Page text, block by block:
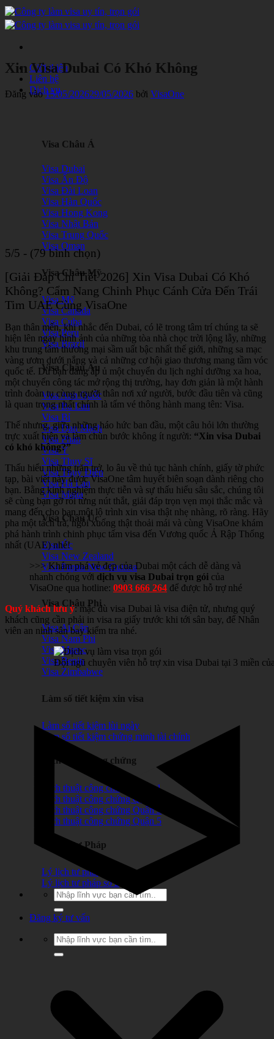
Bỏ
qua
nội
Giới thiệu
Liên hệ
Dịch vụ
Visa Châu Á
Visa Dubai
Visa Ấn Độ
Visa Đài Loan
Visa Hàn Quốc
Visa Hong Kong
Visa Nhật Bản
Visa Trung Quốc
Visa Oman
Visa Châu Mỹ
Visa Mỹ
Visa Canada
Visa Cuba
Visa Peru
Visa Brazil
Visa Châu Âu
Visa Anh Quốc
Visa Ba Lan
Visa Bỉ
Visa Đan Mạch
Visa Pháp
Visa Ý
Visa Thụy Sĩ
Visa Thụy Điển
Visa Hà Lan
Visa Malta
Visa Châu Úc
Visa Úc
Visa New Zealand
Visa Papua New Guinea
Visa Châu Phi
Visa Ai Cập
Visa Nam Phi
Visa Maroc
Visa Benin
Visa Zimbabwe
Làm số tiết kiệm xin visa
Làm sổ tiết kiệm lùi ngày
Làm sổ tiết kiệm chứng minh tài chính
Dịch thuật công chứng
Dịch thuật công chứng Quận 1
Dịch thuật công chứng Quận 2
Dịch thuật công chứng Quận 3
Dịch thuật công chứng Quận 5
Lý lịch tư Pháp
Lý lịch tư pháp số 1
Lý lịch tư pháp số 2
Đăng ký tư vấn
Xin Visa Dubai Có Khó Không
Đăng vào15/05/202629/05/2026 bởi VisaOne
5/5 - (79 bình chọn)
[Giải Đáp Chi Tiết 2026] Xin Visa Dubai Có Khó
Không? Cẩm Nang Chinh Phục Cánh Cửa Đến Trái
Tim UAE Cùng VisaOne
Bạn thân mến, khi nhắc đến Dubai, có lẽ trong tâm trí chúng ta sẽ
hiện lên ngay hình ảnh của những tòa nhà chọc trời lộng lẫy, những
khu trung tâm thương mại sầm uất bậc nhất thế giới, những sa mạc
vàng ươm dưới nắng và cả những cơ hội giao thương mang tầm vóc
quốc tế. Dù bạn đang ấp ủ một chuyến du lịch nghỉ dưỡng xa hoa,
một chuyến công tác mở rộng thị trường, hay đơn giản là một hành
trình đoàn tụ cùng người thân nơi xứ người, bước đầu tiên và cũng
là quan trọng nhất chính là tấm vé thông hành mang tên: Visa.
Thế nhưng, giữa những háo hức ban đầu, một câu hỏi lớn thường
trực xuất hiện và làm chùn bước không ít người: “Xin visa Dubai
có khó không?”
Thấu hiểu những trăn trở, lo âu về thủ tục hành chính, giấy tờ phức
tạp, bài viết này được VisaOne tâm huyết biên soạn dành riêng cho
bạn. Bằng kinh nghiệm thực tiễn và sự thấu hiểu sâu sắc, chúng tôi
sẽ cùng bạn gỡ rối từng nút thắt, giải đáp trọn vẹn mọi thắc mắc và
mang đến cho bạn một lộ trình xin visa thật nhẹ nhàng, rõ ràng. Hãy
pha một tách trà, ngồi xuống thật thoải mái và cùng VisaOne khám
phá hành trình chinh phục tấm visa đến Vương quốc Ả Rập Thống
nhất (UAE) nhé!
>>> Khám phá vẻ đẹp của Dubai một cách dễ dàng và
nhanh chóng với dịch vụ visa Dubai trọn gói của
VisaOne qua hotline: 0903 666 264 để được hỗ trợ nhé
Quý khách lưu ý: mặc dù visa Dubai là visa điện tử, nhưng quý
khách cũng cần phải in visa ra giấy trước khi tới sân bay, để Nhân
viên an ninh sân bay kiểm tra nhé.
Đội ngũ chuyên viên hỗ trợ xin visa Dubai tại 3 miền